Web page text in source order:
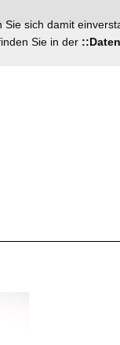
sich damit
Sie in der